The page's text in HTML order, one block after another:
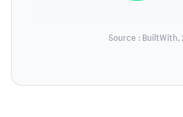
Source : BuiltWith,